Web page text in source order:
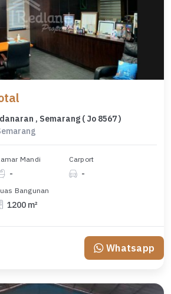
, Semarang ( Jo 8567 )
Mandi
-
Carport
-
Bangunan
1200 m²
Whatsapp